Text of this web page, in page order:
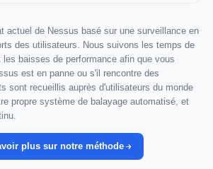
actuel de Nessus basé sur une surveillance en
des utilisateurs. Nous suivons les temps de
les baisses de performance afin que vous
est en panne ou s'il rencontre des
sont recueillis auprès d'utilisateurs du monde
propre système de balayage automatisé, et
plus sur notre méthode